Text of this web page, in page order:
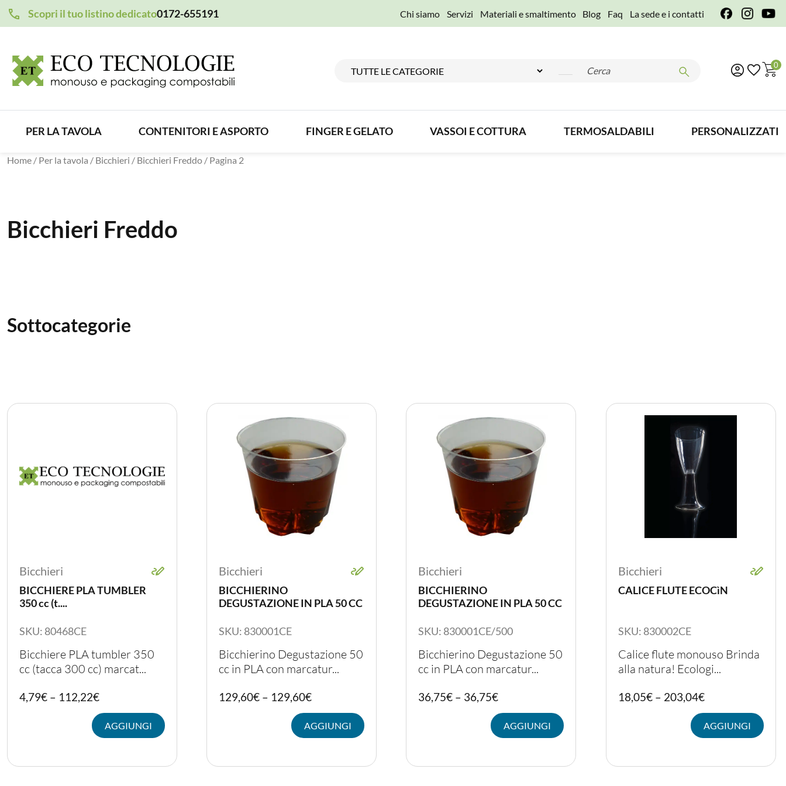
Scopri il tuo listino dedicato0172-655191 Chi siamo Servizi Materiali e smaltimento Blog Faq La sede e i contatti
0
PER LA TAVOLA CONTENITORI E ASPORTO FINGER E GELATO VASSOI E COTTURA TERMOSALDABILI PERSONALIZZATI
Home / Per la tavola / Bicchieri / Bicchieri Freddo / Pagina 2
Bicchieri Freddo
Sottocategorie
Bicchieri
BICCHIERE PLA TUMBLER
350 cc (t....
SKU: 80468CE
Bicchiere PLA tumbler 350
cc (tacca 300 cc) marcat...
4,79€ – 112,22€
AGGIUNGI
ha
più
Le
Bicchieri
BICCHIERINO
DEGUSTAZIONE IN PLA 50 CC
SKU: 830001CE
Bicchierino Degustazione 50
cc in PLA con marcatur...
129,60€ – 129,60€
AGGIUNGI
ha
più
Le
Bicchieri
BICCHIERINO
DEGUSTAZIONE IN PLA 50 CC
SKU: 830001CE/500
Bicchierino Degustazione 50
cc in PLA con marcatur...
36,75€ – 36,75€
AGGIUNGI
ha
più
Le
Bicchieri
CALICE FLUTE ECOCìN
SKU: 830002CE
Calice flute monouso Brinda
alla natura! Ecologi...
18,05€– 203,04€
AGGIUNGI
ha
più
Le